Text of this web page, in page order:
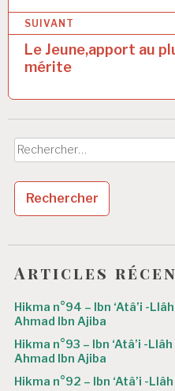
i
g
t
i
o
n
e
l
’
a
r
t
i
SUIVANT
Le Jeune,apport au
mérite
Rechercher :
Articles
Hikma n°94 – Ibn ‘Atâ’i -
Ahmad Ibn Ajiba
Hikma n°93 – Ibn ‘Atâ’i -
Ahmad Ibn Ajiba
Hikma n°92 – Ibn ‘Atâ’i -